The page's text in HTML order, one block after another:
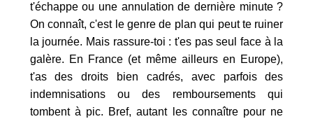
t'échappe ou une annulation de dernière minute ?
On connaît, c'est le genre de plan qui peut te ruiner
la journée. Mais rassure-toi : t'es pas seul face à la
galère. En France (et même ailleurs en Europe),
t'as des droits bien cadrés, avec parfois des
indemnisations ou des remboursements qui
tombent à pic. Bref, autant les connaître pour ne